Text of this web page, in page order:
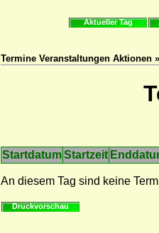
Aktueller Tag
Termine Veranstaltungen Aktionen
StartdatumStartzeit
An diesem Tag sind keine
Druckvorschau